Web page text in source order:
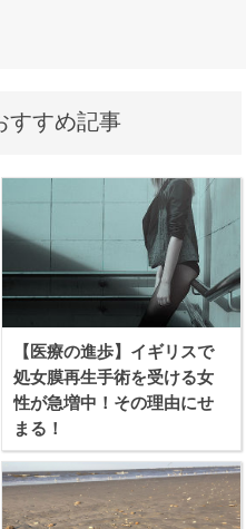
すすめ記事
【医療の進歩】イギリスで
処女膜再生手術を受ける女
性が急増中！その理由にせ
まる！